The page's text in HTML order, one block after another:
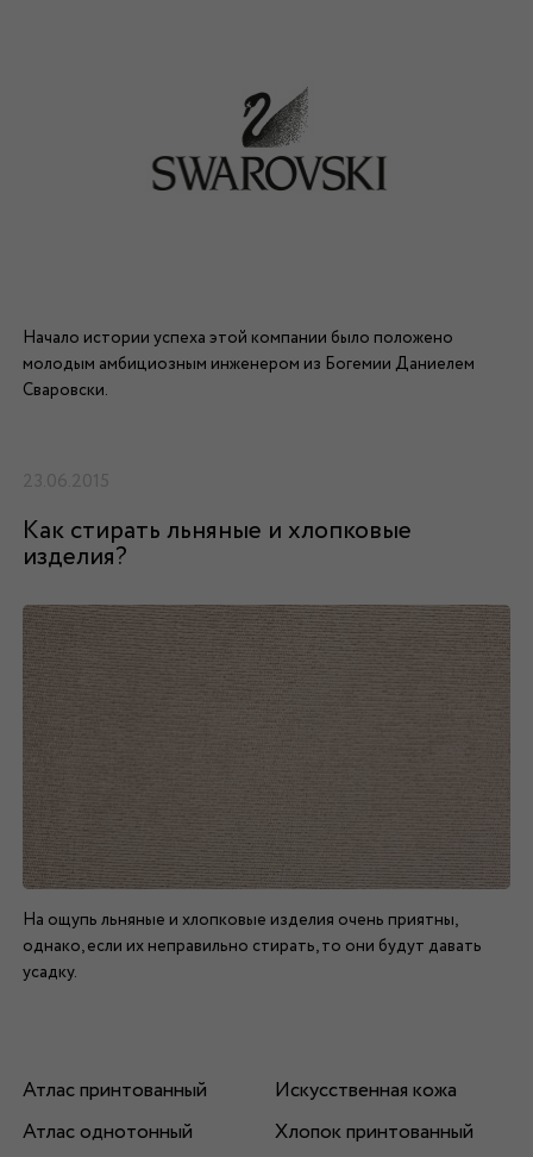
Начало истории успеха этой компании было положено
молодым амбициозным инженером из Богемии Даниелем
Сваровски.
23.06.2015
Как стирать льняные и хлопковые
изделия?
На ощупь льняные и хлопковые изделия очень приятны,
однако, если их неправильно стирать, то они будут давать
усадку.
Атлас принтованный
Атлас однотонный
Искусственная кожа
Хлопок принтованный